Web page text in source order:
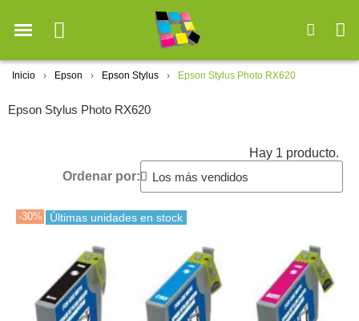
Inicio Epson Epson Stylus Epson Stylus Photo RX620
Epson Stylus Photo RX620
Hay 1 producto.
Ordenar por:
-30% Últimas unidades en stock